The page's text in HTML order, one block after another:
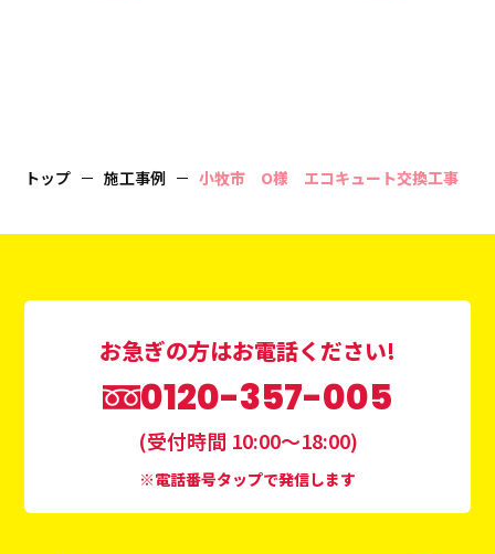
トップ 施工事例 小牧市 O様 エコキュート交換工事
お急ぎの方はお電話ください!
0120-357-005
(受付時間 10:00〜18:00)
※電話番号タップで発信します